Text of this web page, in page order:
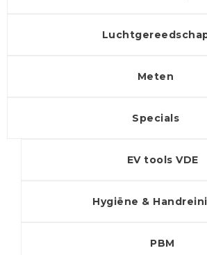
Meten
Specials
EV tools VDE
Hygiëne &
PBM